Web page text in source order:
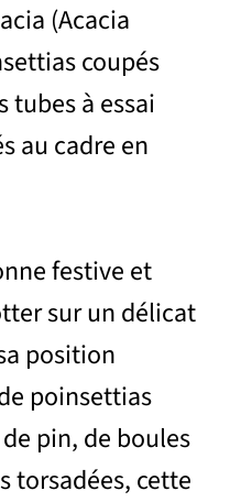
(Acacia
coupés
tubes à essai
au cadre en
festive et
sur un délicat
position
poinsettias
pin, de boules
torsadées, cette